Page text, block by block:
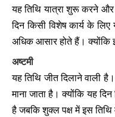
➔रोहिणी व्रत 2026
➔कालभैरव जयन्ती 2026
प्रदोष व्रत 2026
➔प्रदोष व्रत 2026
यह तिथि यात्रा शुरू करने
दिन किसी विशेष कार्य के
अधिक आसार होते हैं। क्योंकि
अष्टमी
यह तिथि जीत दिलाने वाली
माना जाता है। क्योंकि यह
है जबकि शुक्ल पक्ष में इस तिथि